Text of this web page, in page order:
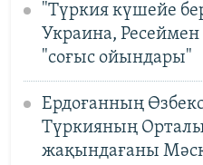
"Түркия күшейе
Украина,
"соғыс ойындары"
Ердоғанның
Түркияның
жақындағаны